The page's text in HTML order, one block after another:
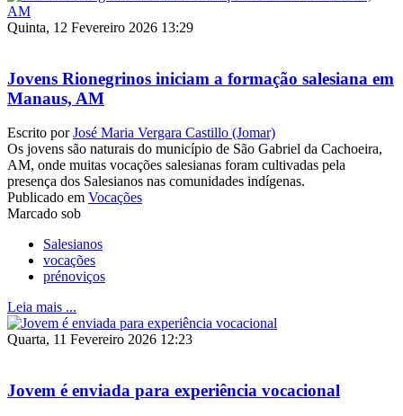
Quinta, 12 Fevereiro 2026 13:29
Jovens Rionegrinos iniciam a formação salesiana em
Manaus, AM
Escrito porJosé Maria Vergara Castillo (Jomar)
Os jovens são naturais do município de São Gabriel da Cachoeira,
AM, onde muitas vocações salesianas foram cultivadas pela
presença dos Salesianos nas comunidades indígenas.
Publicado em Vocações
Marcado sob
Salesianos
vocações
prénoviços
Leia mais ...
Quarta, 11 Fevereiro 2026 12:23
Jovem é enviada para experiência vocacional